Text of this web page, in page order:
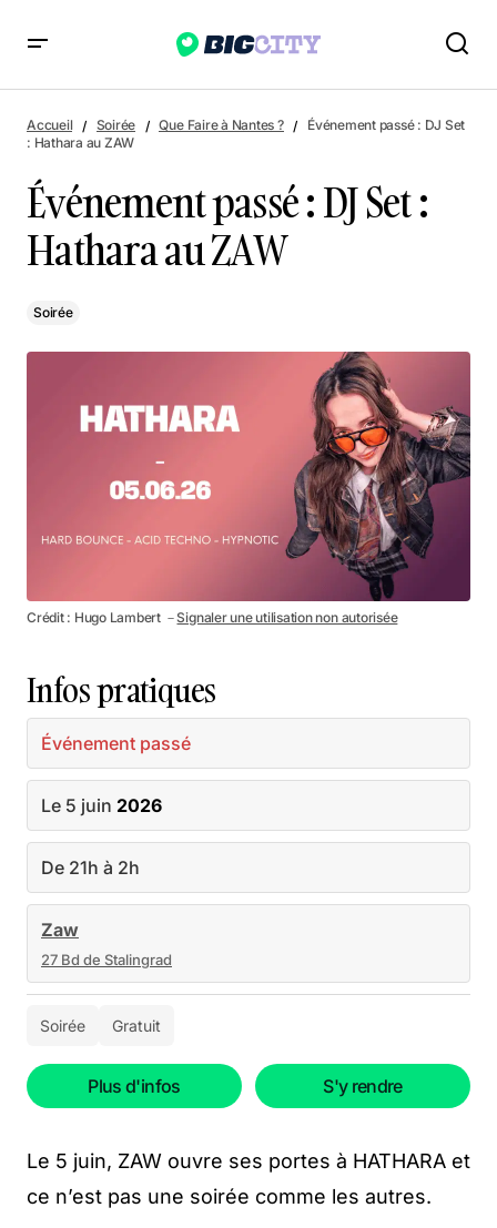
Événement passé : DJ Set : Hathara au ZAW
Accueil Soirée Que Faire à Nantes ?
Événement passé : DJ Set
: Hathara au ZAW
Événement passé : DJ Set :
Hathara au ZAW
Soirée
Crédit : Hugo Lambert －Signaler une utilisation non autorisée
Infos pratiques
Événement passé
Le 5 juin 2026
De 21h à 2h
Zaw
27 Bd de Stalingrad
Soirée Gratuit
Plus d'infos S'y rendre
Le 5 juin, ZAW ouvre ses portes à HATHARA et
ce n’est pas une soirée comme les autres.